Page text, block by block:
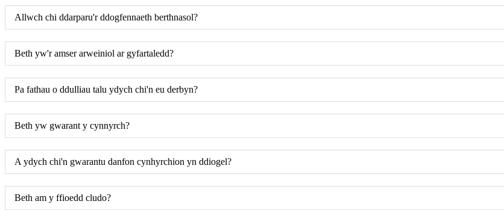
Allwch chi ddarparu'r ddogfennaeth berthnasol?
Beth yw'r amser arweiniol ar gyfartaledd?
Pa fathau o ddulliau talu ydych chi'n eu derbyn?
Beth yw gwarant y cynnyrch?
A ydych chi'n gwarantu danfon cynhyrchion yn ddiogel?
Beth am y ffioedd cludo?